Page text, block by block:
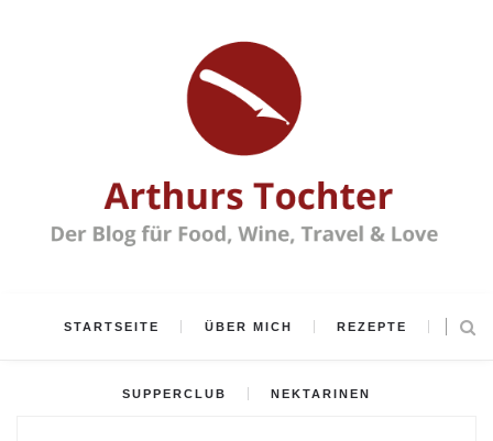
STARTSEITE ÜBER MICH REZEPTE
SUPPERCLUB NEKTARINEN